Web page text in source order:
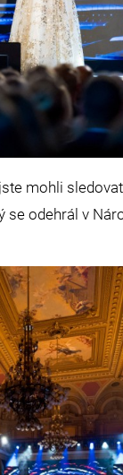
mohli
odehrál v